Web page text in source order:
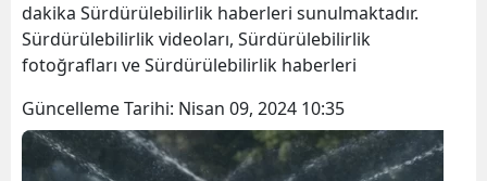
dakika Sürdürülebilirlik haberleri sunulmaktadır.
Sürdürülebilirlik videoları, Sürdürülebilirlik
fotoğrafları ve Sürdürülebilirlik haberleri
Güncelleme Tarihi: Nisan 09, 2024 10:35